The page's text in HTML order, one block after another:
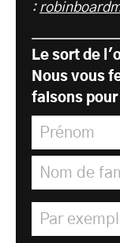
:
Le sort de
Nous vous
faisons
Prénom
Nom de
Adresse